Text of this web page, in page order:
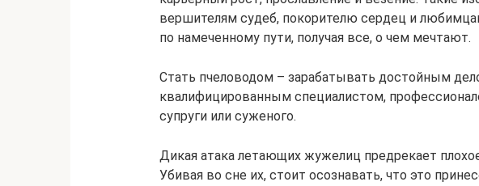
вершителям судеб, покорителю сердец и
по намеченному пути, получая все, о чем мечтают.
Стать пчеловодом – зарабатывать достойным
квалифицированным специалистом,
супруги или суженого.
Дикая атака летающих жужелиц предрекает
Убивая во сне их, стоит осознавать, что это